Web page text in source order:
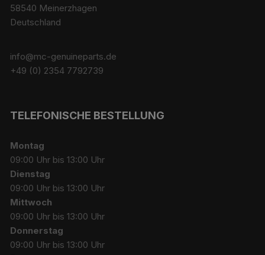
58540 Meinerzhagen
Deutschland
info@mc-genuineparts.de
+49 (0) 2354 7792739
TELEFONISCHE BESTELLUNG
Montag
09:00 Uhr bis 13:00 Uhr
Dienstag
09:00 Uhr bis 13:00 Uhr
Mittwoch
09:00 Uhr bis 13:00 Uhr
Donnerstag
09:00 Uhr bis 13:00 Uhr